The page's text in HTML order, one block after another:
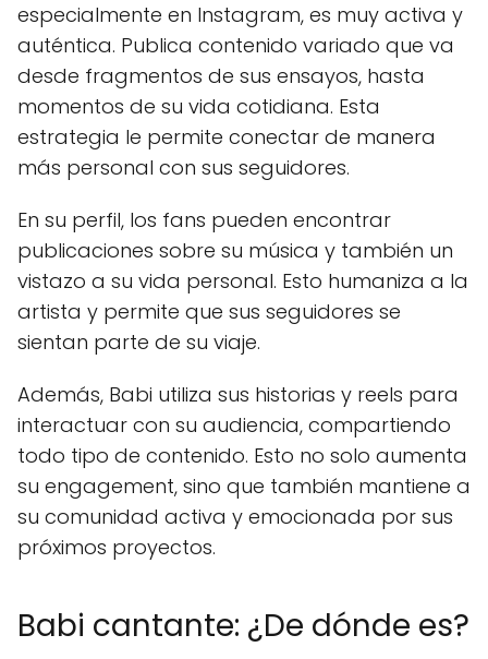
especialmente en Instagram, es muy activa y
auténtica. Publica contenido variado que va
desde fragmentos de sus ensayos, hasta
momentos de su vida cotidiana. Esta
estrategia le permite conectar de manera
más personal con sus seguidores.
En su perfil, los fans pueden encontrar
publicaciones sobre su música y también un
vistazo a su vida personal. Esto humaniza a la
artista y permite que sus seguidores se
sientan parte de su viaje.
Además, Babi utiliza sus historias y reels para
interactuar con su audiencia, compartiendo
todo tipo de contenido. Esto no solo aumenta
su engagement, sino que también mantiene a
su comunidad activa y emocionada por sus
próximos proyectos.
Babi cantante: ¿De dónde es?